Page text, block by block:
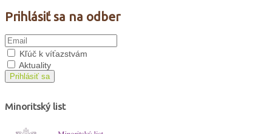
Prihlásiť sa na odber
Kľúč k víťazstvám
Aktuality
Prihlásiť sa
Minoritský list